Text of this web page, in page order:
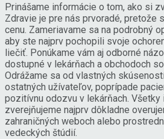
Prinášame informácie o tom, ako si
Zdravie je pre nás prvoradé, pretože
cenu. Zameriavame sa na podrobný
aby ste najprv pochopili svoje
liečiť. Ponúkame vám aj odborné
dostupné v lekárňach a obchodoch
Odrážame sa od vlastných
ostatných užívateľov, poprípade
pozitívnu odozvu v lekárňach. Všetky
zverejňujeme najprv dôkladne
zahraničných weboch alebo
vedeckých štúdií.